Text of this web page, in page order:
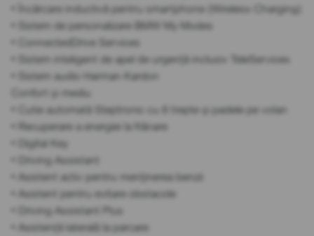
• Încărcare inductivă pentru smartphone (Wireless Charging)
• Sistem de personalizare BMW My Modes
• ConnectedDrive Services
• Sistem inteligent de apel de urgență inclusiv TeleServices
• Sistem audio Harman Kardon
Confort și mediu
• Cutie automată Steptronic cu 8 trepte și padele pe volan
• Recuperare a energiei la frânare
• Digital Key
• Driving Assistant
• Asistent activ pentru menținerea benzii
• Asistent pentru evitare obstacole
• Driving Assistant Plus
• Asistență laterală la parcare